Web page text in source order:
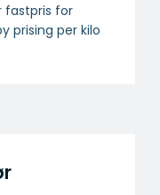
fastpris for
prising per kilo